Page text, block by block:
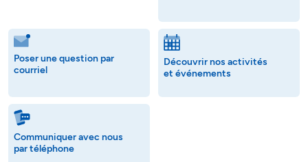
Poser une question par
courriel
Découvrir nos activités
et événements
Communiquer avec nous
par téléphone